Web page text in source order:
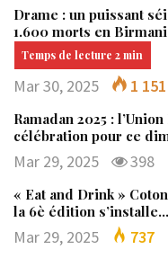
Drame : un puissant
1.600 morts en
Mar 30, 2025 1 151
Ramadan 2025 :
célébration pour ce
Mar 29, 2025 398
« Eat and Drink »
la 6è édition s’installe…
Mar 29, 2025 737